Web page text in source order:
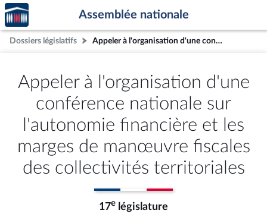
Aller au contenu
Aller en bas de la page
Accèder
à la
page
d'accueil
Assemblée nationale
Dossiers législatifs Appeler à l'organisation d'une conférence nationale sur l'autonomie financière et les marges de manœuvre fiscales des collectivités territoriales
Appeler à l'organisation d'une
conférence nationale sur
l'autonomie financière et les
marges de manœuvre fiscales
des collectivités territoriales
17e législature